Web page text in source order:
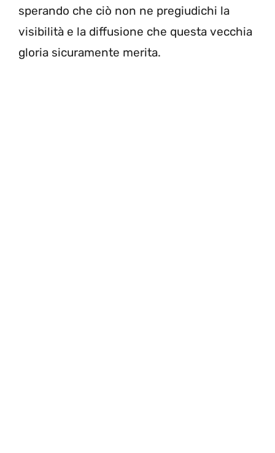
sperando che ciò non ne pregiudichi la
visibilità e la diffusione che questa vecchia
gloria sicuramente merita.